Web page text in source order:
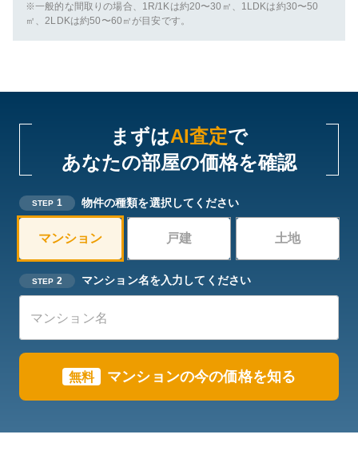
※一般的な間取りの場合、1R/1Kは約20〜30㎡、1LDKは約30〜50
㎡、2LDKは約50〜60㎡が目安です。
まずはAI査定で
あなたの部屋の価格を確認
STEP 1 物件の種類を選択してください
マンション 戸建 土地
STEP 2 マンション名を入力してください
無料 マンションの今の価格を知る